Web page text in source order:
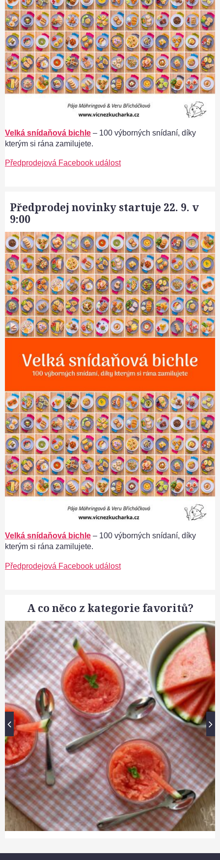
Velká snídaňová bichle – 100 výborných snídaní, díky
kterým si rána zamilujete.
Předprodejová Facebook událost
Předprodej novinky startuje 22. 9. v
9:00
Velká snídaňová bichle – 100 výborných snídaní, díky
kterým si rána zamilujete.
Předprodejová Facebook událost
A co něco z kategorie favoritů?